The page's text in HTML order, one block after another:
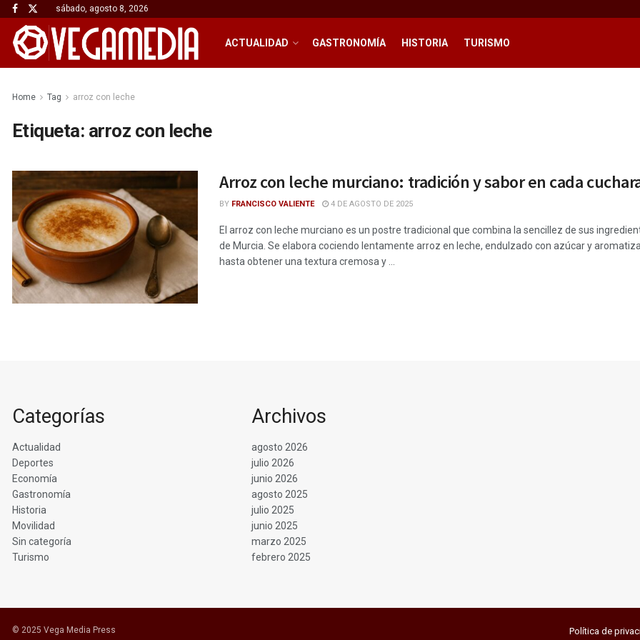
sábado, agosto 8, 2026
ACTUALIDAD GASTRONOMÍA HISTORIA TURISMO
Home Tag arroz con leche
Etiqueta: arroz con leche
Arroz con leche murciano: tradición y sabor en cada
BY FRANCISCO VALIENTE 4 DE AGOSTO DE 2025
El arroz con leche murciano es un postre tradicional que combina la sencillez de sus
de Murcia. Se elabora cociendo lentamente arroz en leche, endulzado con azúcar y
hasta obtener una textura cremosa y ...
Categorías
Actualidad
Deportes
Economía
Gastronomía
Historia
Movilidad
Sin categoría
Turismo
Archivos
agosto 2026
julio 2026
junio 2026
agosto 2025
julio 2025
junio 2025
marzo 2025
febrero 2025
Política de
© 2025 Vega Media Press